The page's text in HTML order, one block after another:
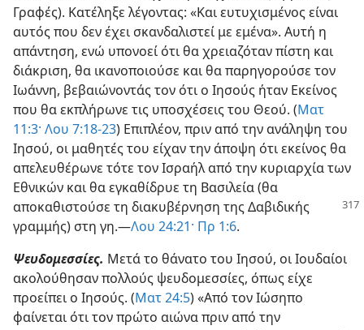
Γραφές). Κατέληξε λέγοντας: «Και ευτυχισμένος είναι
αυτός που δεν έχει σκανδαλιστεί με εμένα». Αυτή η
απάντηση, ενώ υπονοεί ότι θα χρειαζόταν πίστη και
διάκριση, θα ικανοποιούσε και θα παρηγορούσε τον
Ιωάννη, βεβαιώνοντάς τον ότι ο Ιησούς ήταν Εκείνος
που θα εκπλήρωνε τις υποσχέσεις του Θεού. (Ματ
11:3· Λου 7:18-23) Επιπλέον, πριν από την ανάληψη του
Ιησού, οι μαθητές του είχαν την άποψη ότι εκείνος θα
απελευθέρωνε τότε τον Ισραήλ από την κυριαρχία των
Εθνικών και θα εγκαθίδρυε τη Βασιλεία (θα
αποκαθιστούσε τη διακυβέρνηση της Δαβιδικής
γραμμής) στη γη.—Λου 24:21· Πρ 1:6.
Ψευδομεσσίες. Μετά το θάνατο του Ιησού, οι Ιουδαίοι
ακολούθησαν πολλούς ψευδομεσσίες, όπως είχε
προείπει ο Ιησούς. (Ματ 24:5) «Από τον Ιώσηπο
φαίνεται ότι τον πρώτο αιώνα πριν από την